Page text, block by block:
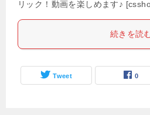
リック！動画を楽しめます♪
続きを読
Tweet 0